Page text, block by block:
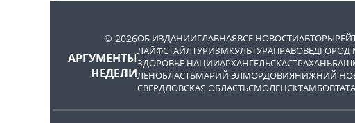
© 2026
АРГУМЕНТЫ
НЕДЕЛИ
ОБ ИЗДАНИИГЛАВНАЯВСЕ НОВОСТИАВТОРЫ
ЛАЙФСТАЙЛТУРИЗМКУЛЬТУРАПРАВОВЕДГОРОД
ЗДОРОВЬЕ НАЦИИАРХАНГЕЛЬСКАСТРАХАНЬ
ЛЕНОБЛАСТЬМАРИЙ ЭЛМОРДОВИЯНИЖНИЙ
СВЕРДЛОВСКАЯ ОБЛАСТЬСМОЛЕНСКТАМБОВ